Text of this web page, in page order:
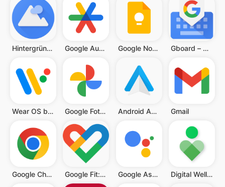
Hintergründe Google Authenticator Google Notizen Gboard – die Google-Tastatur
Wear OS by Google Google Fotos Android Auto Gmail
Google Chrome Google Fit: Aktivitätstracker Google Assistant Digital Wellbeing